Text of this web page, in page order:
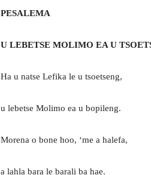
PESALEMA
U LEBETSE MOLIMO EA U
Ha u natse Lefika le u tsoetseng,
u lebetse Molimo ea u bopileng.
Morena o bone hoo, ‘me a halefa,
a lahla bara le barali ba hae.